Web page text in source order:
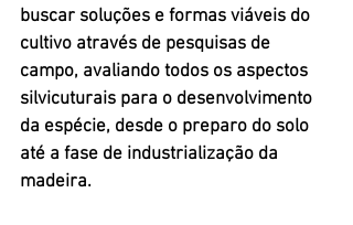
buscar soluções e formas viáveis do
cultivo através de pesquisas de
campo, avaliando todos os aspectos
silvicuturais para o desenvolvimento
da espécie, desde o preparo do solo
até a fase de industrialização da
madeira.